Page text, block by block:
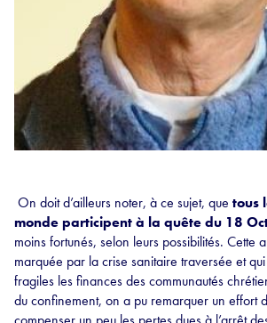
On doit d’ailleurs noter, à ce sujet, que tous
monde participent à la quête du 18
moins fortunés, selon leurs possibilités. Cette
marquée par la crise sanitaire traversée et
fragiles les finances des communautés
du confinement, on a pu remarquer un effort